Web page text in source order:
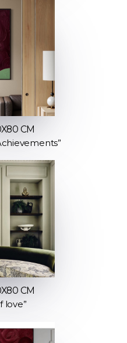
CM
CM
love”